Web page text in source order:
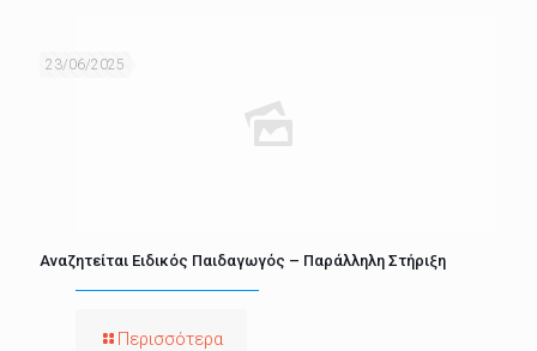
23/06/2025
Αναζητείται Ειδικός Παιδαγωγός – Παράλληλη Στήριξη
Περισσότερα